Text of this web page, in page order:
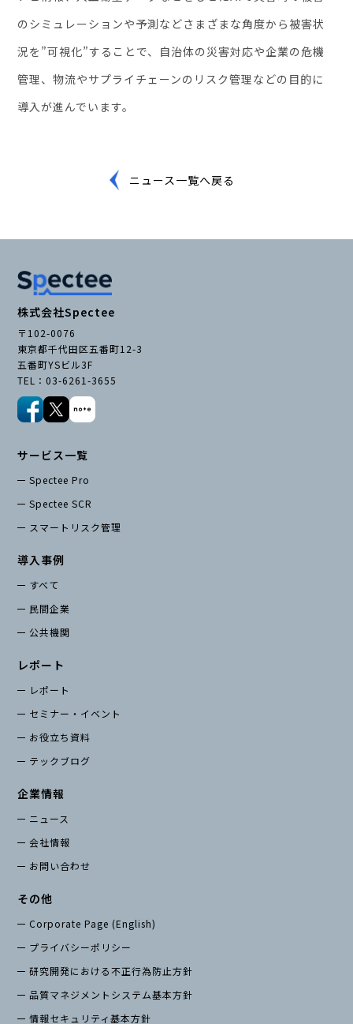
のシミュレーションや予測などさまざまな角度から被害状
況を”可視化”することで、自治体の災害対応や企業の危機
管理、物流やサプライチェーンのリスク管理などの目的に
導入が進んでいます。
ニュース一覧へ戻る
株式会社Spectee
〒102-0076
東京都千代田区五番町12-3
五番町YSビル3F
TEL：03-6261-3655
サービス一覧
Spectee Pro
Spectee SCR
スマートリスク管理
導入事例
すべて
民間企業
公共機関
レポート
レポート
セミナー・イベント
お役立ち資料
テックブログ
企業情報
ニュース
会社情報
お問い合わせ
その他
Corporate Page (English)
プライバシーポリシー
研究開発における不正行為防止方針
品質マネジメントシステム基本方針
情報セキュリティ基本方針